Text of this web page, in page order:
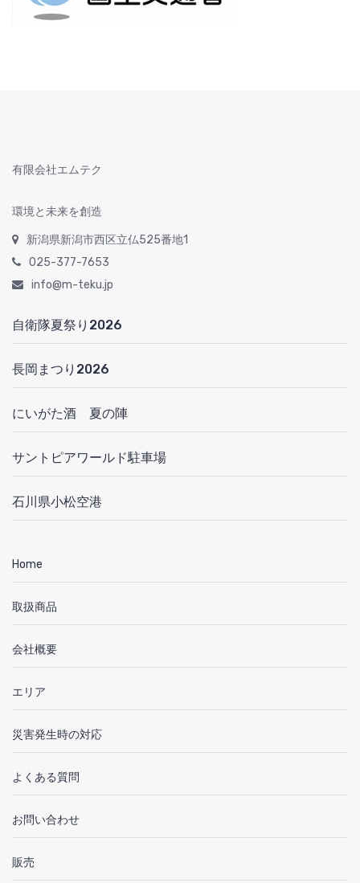
有限会社エムテク
環境と未来を創造
新潟県新潟市西区立仏525番地1
025-377-7653
info@m-teku.jp
自衛隊夏祭り2026
長岡まつり2026
にいがた酒 夏の陣
サントピアワールド駐車場
石川県小松空港
Home
取扱商品
会社概要
エリア
災害発生時の対応
よくある質問
お問い合わせ
販売